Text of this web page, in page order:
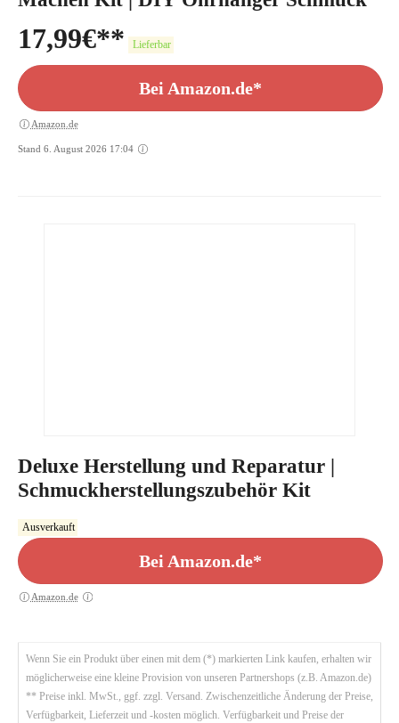
17,99€ Lieferbar
Bei Amazon.de*
Amazon.de
Stand 6. August 2026 17:04
Deluxe Herstellung und Reparatur |
Schmuckherstellungszubehör Kit
Ausverkauft
Bei Amazon.de*
Amazon.de
Wenn Sie ein Produkt über einen mit dem (*) markierten Link kaufen, erhalten wir
möglicherweise eine kleine Provision von unseren Partnershops (z.B. Amazon.de)
** Preise inkl. MwSt., ggf. zzgl. Versand. Zwischenzeitliche Änderung der Preise,
Verfügbarkeit, Lieferzeit und -kosten möglich. Verfügbarkeit und Preise der